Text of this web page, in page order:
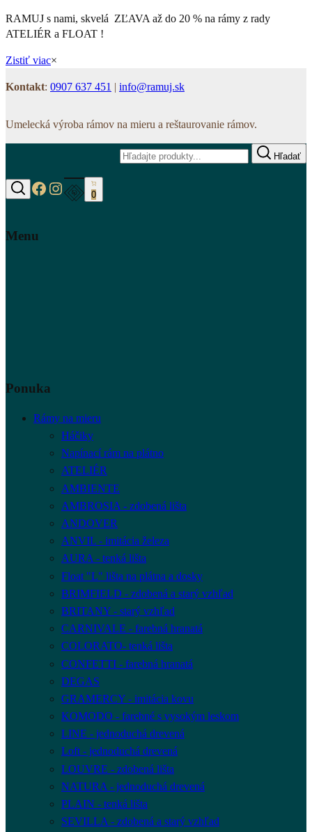
RAMUJ s nami, skvelá ZĽAVA až do 20 % na rámy z rady
ATELIÉR a FLOAT !
Zistiť viac×
Kontakt: 0907 637 451 | info@ramuj.sk
Umelecká výroba rámov na mieru a reštaurovanie rámov.
Hľadať
Hľadať
https://www.facebook.com/www.ramuj.sk
https://www.instagram.com/ramuj.sk
0
Menu
Ponuka
Rámy na mieru
Háčiky
Napínací rám na plátno
ATELIÉR
AMBIENTE
AMBROSIA - zdobená lišta
ANDOVER
ANVIL - imitácia železa
AURA - tenká lišta
Float "L" lišta na plátna a dosky
BRIMFIELD - zdobená a starý vzhľad
BRITANY - starý vzhľad
CARNIVALE - farebná hranatá
COLORATO- tenká lišta
CONFETTI - farebná hranatá
DEGAS
GRAMERCY - imitácia kovu
KOMODO - farebné s vysokým leskom
LINE - jednoduchá drevená
Loft - jednoduchá drevená
LOUVRE - zdobená lišta
NATURA - jednoduchá drevená
PLAIN - tenká lišta
SEVILLA - zdobená a starý vzhľad